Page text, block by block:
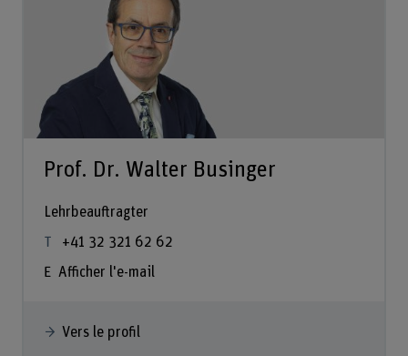
Prof. Dr. Walter Businger
Lehrbeauftragter
+41 32 321 62 62
Afficher l'e-mail
Vers le profil